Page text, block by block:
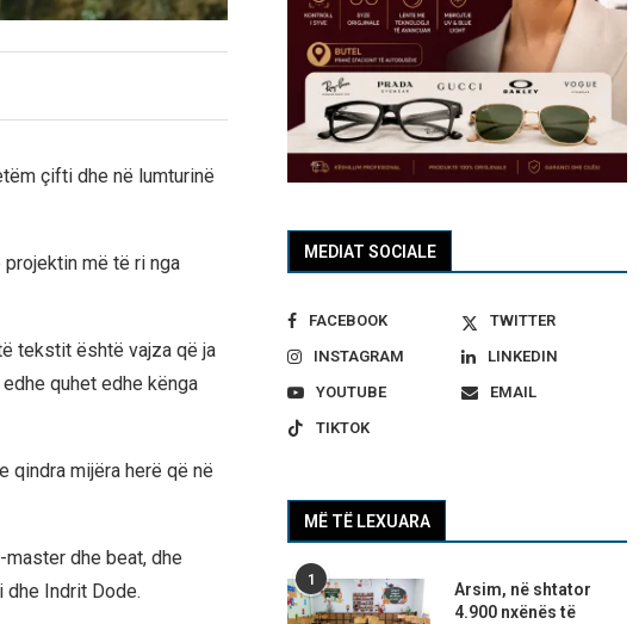
çifti dhe në lumturinë
më të ri nga
tekstit është vajza që ja
quhet edhe kënga
qindra mijëra herë që në
dhe beat, dhe
Indrit Dode.
MEDIAT SOCIALE
FACEBOOK
TWITTER
INSTAGRAM
LINKEDIN
YOUTUBE
EMAIL
TIKTOK
MË TË LEXUARA
1
Arsim, në shtator
4.900 nxënës të